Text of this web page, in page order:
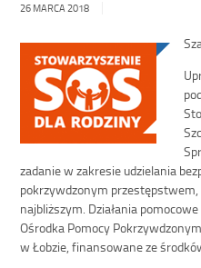
26 MARCA 2018
zadanie w zakresie udzielania
pokrzywdzonym
najbliższym. Działania
Ośrodka Pomocy
w Łobzie, finansowane ze